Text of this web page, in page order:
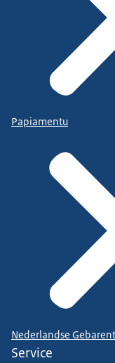
Papiamentu
Nederlandse
Service